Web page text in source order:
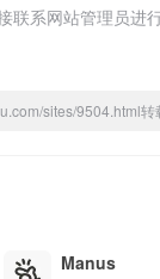
联系网站管理员进
sites/9504.html转
Manus